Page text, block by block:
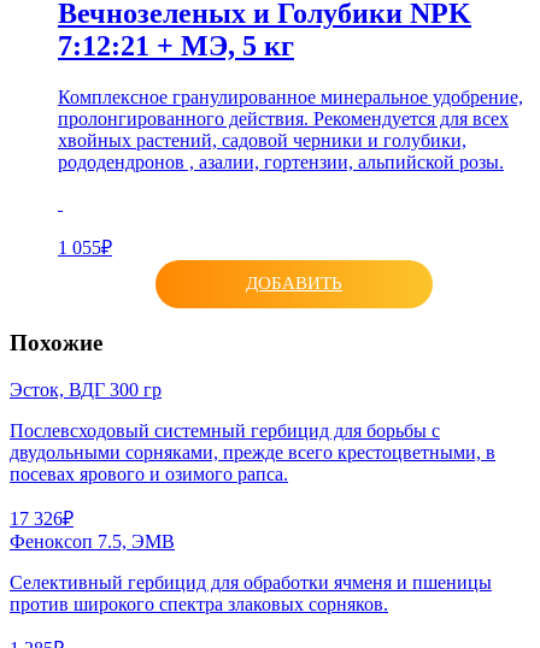
Вечнозеленых и Голубики NPK
7:12:21 + МЭ, 5 кг
Комплексное гранулированное минеральное удобрение,
пролонгированного действия. Рекомендуется для всех
хвойных растений, садовой черники и голубики,
рододендронов , азалии, гортензии, альпийской розы.
1 055₽
ДОБАВИТЬ
Похожие
Эсток, ВДГ 300 гр
Послевсходовый системный гербицид для борьбы с
двудольными сорняками, прежде всего крестоцветными, в
посевах ярового и озимого рапса.
17 326₽
Феноксоп 7.5, ЭМВ
Селективный гербицид для обработки ячменя и пшеницы
против широкого спектра злаковых сорняков.